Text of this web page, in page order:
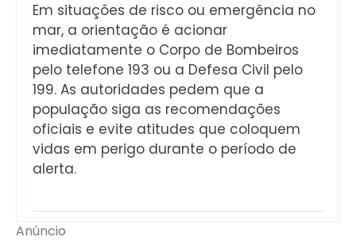
Em situações de risco ou emergência no
mar, a orientação é acionar
imediatamente o Corpo de Bombeiros
pelo telefone 193 ou a Defesa Civil pelo
199. As autoridades pedem que a
população siga as recomendações
oficiais e evite atitudes que coloquem
vidas em perigo durante o período de
alerta.
Anúncio